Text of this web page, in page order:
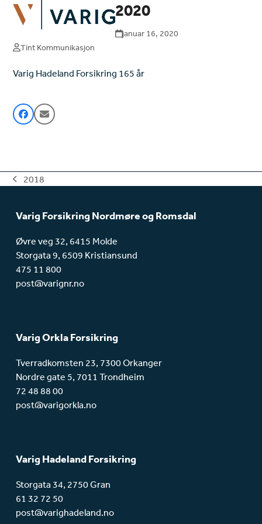
SkipOpen
mobile
menu
Close
mobile
menu
2020
januar 16, 2020
Tint Kommunikasjon
Varig Hadeland Forsikring 165 år
previous
2018
Varig Forsikring Nordmøre og Romsdal
Øvre veg 32, 6415 Molde
Storgata 9, 6509 Kristiansund
475 11 800
post@varignr.no
Varig Orkla Forsikring
Tverradkomsten 23, 7300 Orkanger
Nordre gate 5, 7011 Trondheim
72 48 88 00
post@varigorkla.no
Varig Hadeland Forsikring
Storgata 34, 2750 Gran
61 32 72 50
post@varighadeland.no